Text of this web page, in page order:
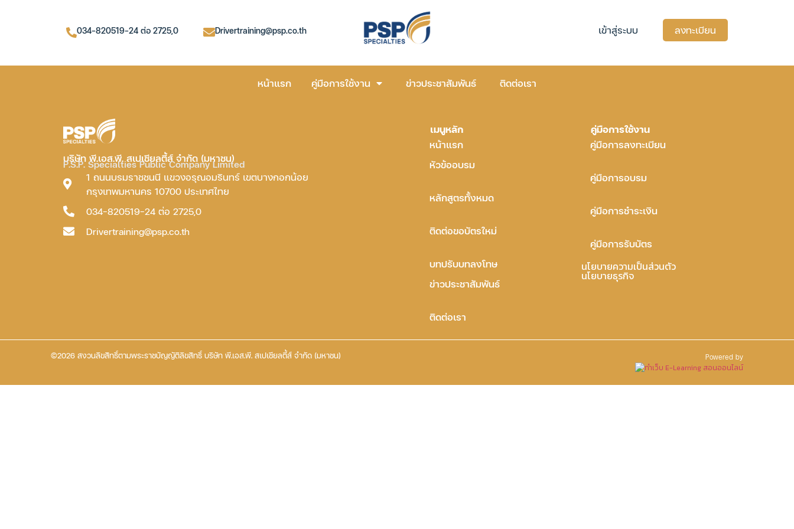
034-820519-24 ต่อ 2725,0 Drivertraining@psp.co.th เข้าสู่ระบบ ลงทะเบียน
หน้าแรก คู่มือการใช้งาน ข่าวประชาสัมพันธ์ ติดต่อเรา
บริษัท พี.เอส.พี. สเปเชียลตี้ส์ จำกัด (มหาชน)
P.S.P. Specialties Public Company Limited
1 ถนนบรมราชชนนี แขวงอรุณอมรินทร์ เขตบางกอกน้อย
กรุงเทพมหานคร 10700 ประเทศไทย
034-820519-24 ต่อ 2725,0
Drivertraining@psp.co.th
เมนูหลัก
หน้าแรก
หัวข้ออบรม
หลักสูตรทั้งหมด
ติดต่อขอบัตรใหม่
บทปรับบทลงโทษ
ข่าวประชาสัมพันธ์
ติดต่อเรา
คู่มือการใช้งาน
คู่มือการลงทะเบียน
คู่มือการอบรม
คู่มือการชำระเงิน
คู่มือการรับบัตร
นโยบายความเป็นส่วนตัว
นโยบายธุรกิจ
©2026 สงวนลิขสิทธิ์ตามพระราชบัญญัติลิขสิทธิ์ บริษัท พี.เอส.พี. สเปเชียลตี้ส์ จำกัด (มหาชน) Powered by